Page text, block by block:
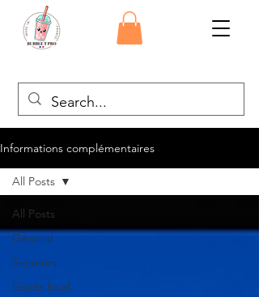
Informations complémentaires
All Posts
Général
Secteurs
Guide local
All Posts